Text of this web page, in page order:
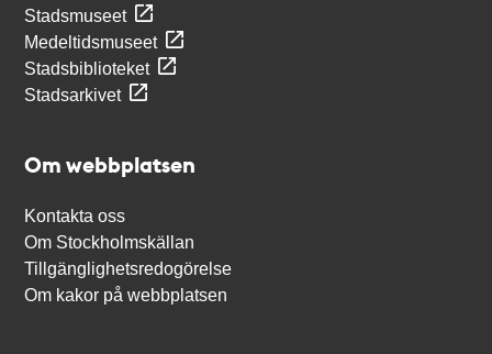
Stadsmuseet
Medeltidsmuseet
Stadsbiblioteket
Stadsarkivet
Om webbplatsen
Kontakta oss
Om Stockholmskällan
Tillgänglighetsredogörelse
Om kakor på webbplatsen